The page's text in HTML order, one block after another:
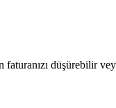
düşürebilir